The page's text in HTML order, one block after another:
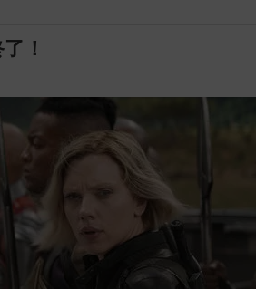
！